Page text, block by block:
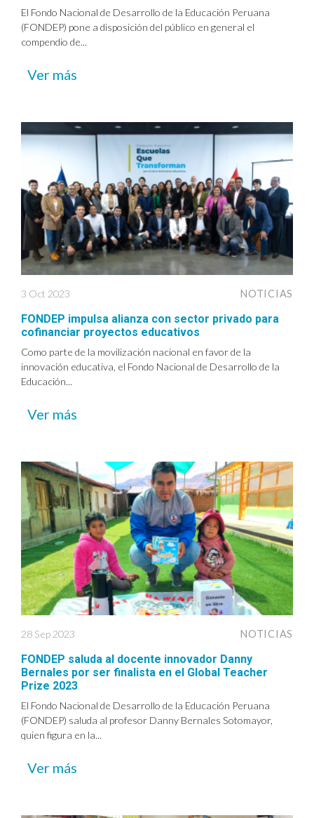
El Fondo Nacional de Desarrollo de la Educación Peruana
(FONDEP) pone a disposición del público en general el
compendio de...
Ver más
3 Oct 2023 NOTICIAS
FONDEP impulsa alianza con sector privado para
cofinanciar proyectos educativos
Como parte de la movilización nacional en favor de la
innovación educativa, el Fondo Nacional de Desarrollo de la
Educación...
Ver más
28 Sep 2023 NOTICIAS
FONDEP saluda al docente innovador Danny
Bernales por ser finalista en el Global Teacher
Prize 2023
El Fondo Nacional de Desarrollo de la Educación Peruana
(FONDEP) saluda al profesor Danny Bernales Sotomayor,
quien figura en la...
Ver más